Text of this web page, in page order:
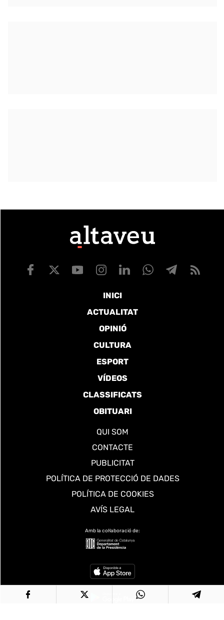
INICI
ACTUALITAT
OPINIÓ
CULTURA
ESPORT
VÍDEOS
CLASSIFICATS
OBITUARI
QUI SOM
CONTACTE
PUBLICITAT
POLÍTICA DE PROTECCIÓ DE DADES
POLÍTICA DE COOKIES
AVÍS LEGAL
Amb la col·laboració de: